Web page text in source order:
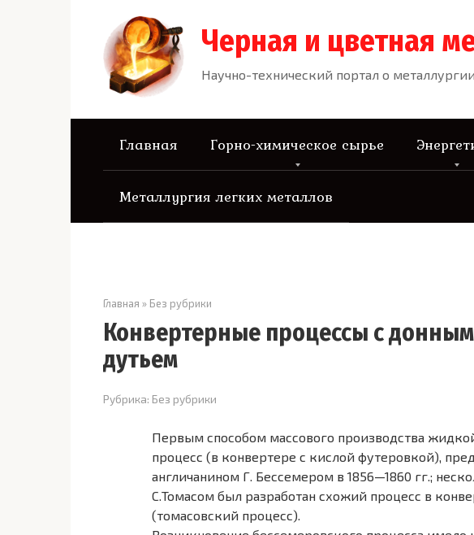
Черная и цветная
Научно-технический портал о
Главная Горно-химическое сырье
Металлургия легких металлов
Главная » Без рубрики
Конвертерные процессы с
дутьем
Рубрика: Без рубрики
Первым способом массового производства
процесс (в конвертере с кислой футеровкой),
англичанином Г. Бессемером в 1856—1860 гг.;
С.Томасом был разработан схожий процесс в
(томасовский процесс).